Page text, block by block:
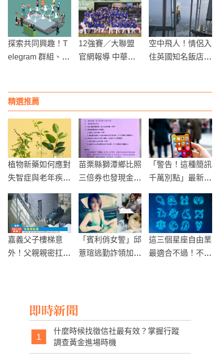
關係 要說服所有長者
探索共同興趣！T
elegram 群組、頻
12強賽／大聯盟
官網報導 中華奪
空中飛人！情侶入
住英國知名飯店4
精選推薦
植物新藥如何應對
失智症與老年疾
苗栗縣獅潭鄉比照
三倍券也發現金紓
「警告！這種簡訊
千萬別點」最新詐
存款被秒盜！
嘉義父子樓梯意
外！父親親密扛肩
「賓利俏女警」邱
薏瑄逃勤詐領加班
這三個星座自由業
最適合不過！不怕
即時新聞
1
什麼時候找徵信社最有效？掌握行蹤
調查黃金進場時機